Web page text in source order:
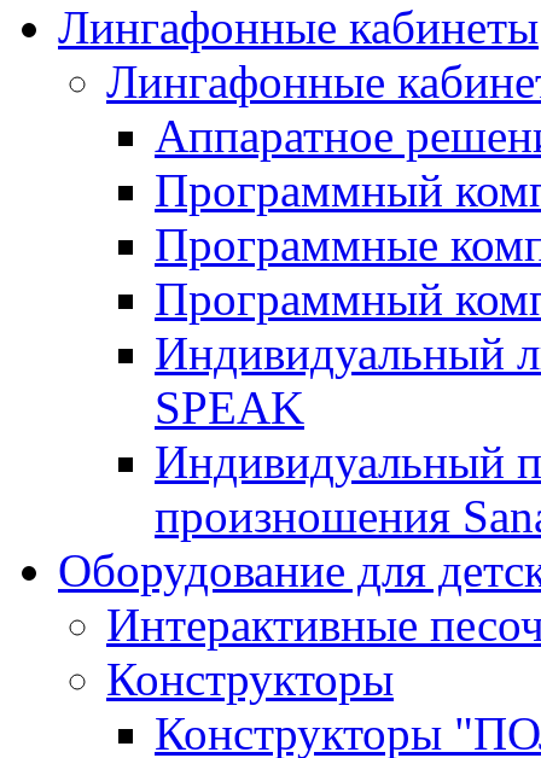
Лингафонные кабинеты
Лингафонные
Аппаратное
Программный
Программные
Программный
Индивидуальный
SPEAK
Индивидуальный
произношения
Оборудование для
Интерактивные
Конструкторы
Конструкторы